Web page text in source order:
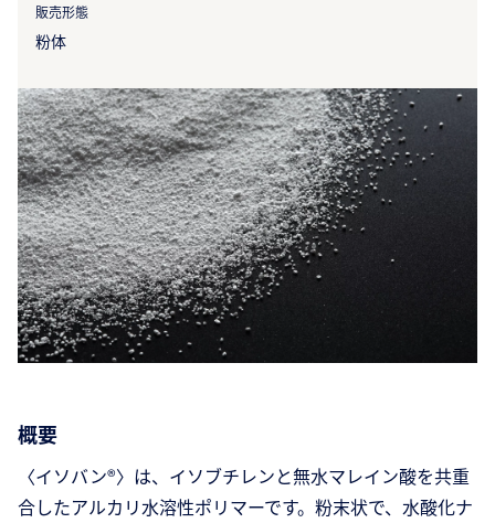
販売形態
粉体
概要
〈イソバン®〉は、イソブチレンと無水マレイン酸を共重
合したアルカリ水溶性ポリマーです。粉末状で、水酸化ナ